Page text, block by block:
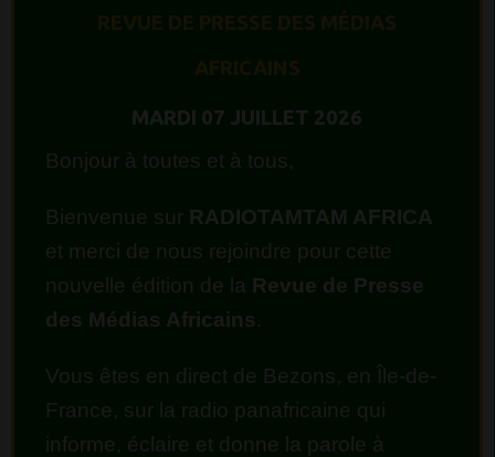
MARDI 07 JUILLET 2026
Bonjour à toutes et à tous,
Bienvenue sur RADIOTAMTAM AFRICA
et merci de nous rejoindre pour cette
nouvelle édition de la Revue de Presse
des Médias Africains.
Vous êtes en direct de Bezons, en Île-de-
France, sur la radio panafricaine qui
informe, éclaire et donne la parole à